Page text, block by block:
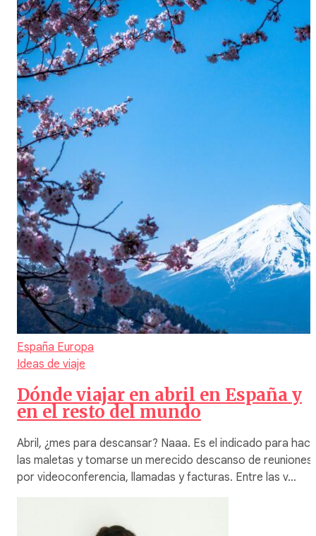
España Europa
Ideas de viaje
Dónde viajar en abril en España y
en el resto del mundo
Abril, ¿mes para descansar? Naaa. Es el indicado para
las maletas y tomarse un merecido descanso de reuniones
por videoconferencia, llamadas y facturas. Entre las v…